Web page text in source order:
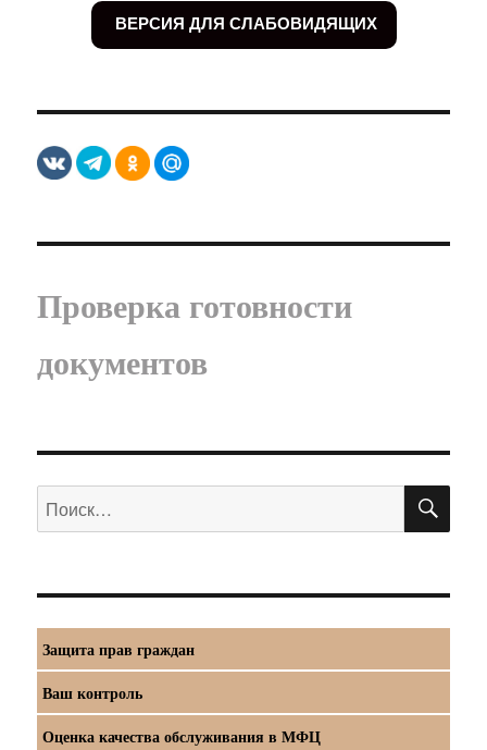
ВЕРСИЯ ДЛЯ СЛАБОВИДЯЩИХ
Проверка готовности
документов
Искать:
Защита прав граждан
Ваш контроль
Оценка качества обслуживания в МФЦ